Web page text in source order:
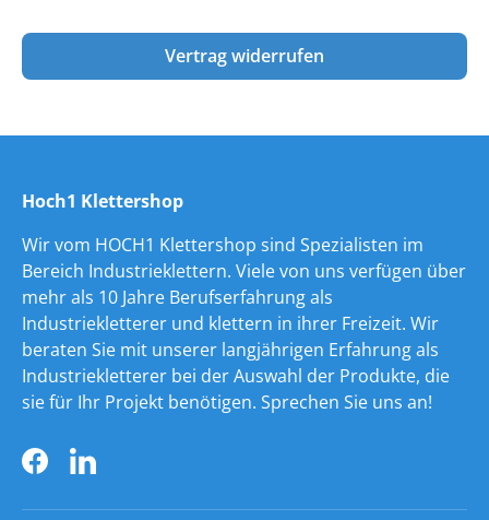
Vertrag widerrufen
Hoch1 Klettershop
Wir vom HOCH1 Klettershop sind Spezialisten im
Bereich Industrieklettern. Viele von uns verfügen über
mehr als 10 Jahre Berufserfahrung als
Industriekletterer und klettern in ihrer Freizeit. Wir
beraten Sie mit unserer langjährigen Erfahrung als
Industriekletterer bei der Auswahl der Produkte, die
sie für Ihr Projekt benötigen. Sprechen Sie uns an!
FacebookLinkedIn